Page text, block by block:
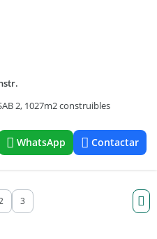
2, 1027m2 construibles
WhatsApp Contactar
3